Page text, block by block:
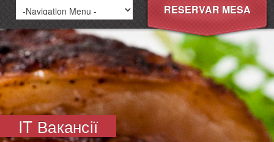
RESERVAR MESA
IT Вакансії